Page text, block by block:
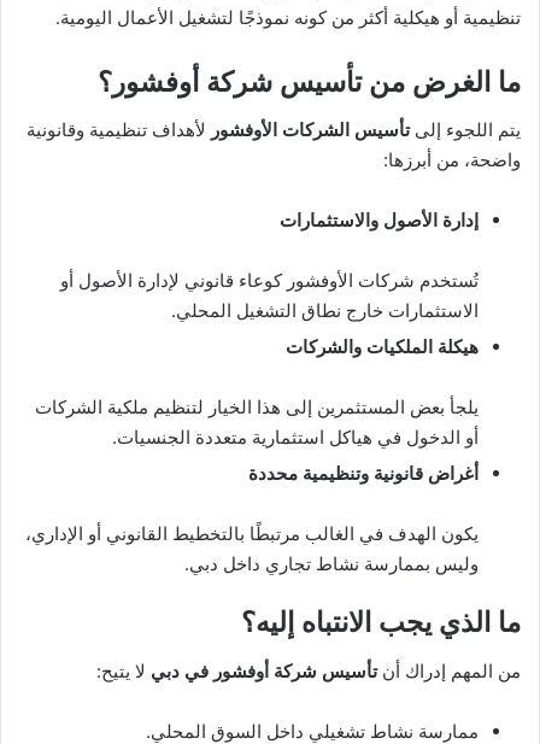
تنظيمية أو هيكلية أكثر من كونه نموذجًا لتشغيل الأعمال اليومية.
ما الغرض من تأسيس شركة أوفشور؟
يتم اللجوء إلىتأسيس الشركات الأوفشور لأهداف تنظيمية وقانونية
واضحة، من أبرزها:
إدارة الأصول والاستثمارات
تُستخدم شركات الأوفشور كوعاء قانوني لإدارة الأصول أو
الاستثمارات خارج نطاق التشغيل المحلي.
هيكلة الملكيات والشركات
يلجأ بعض المستثمرين إلى هذا الخيار لتنظيم ملكية الشركات
أو الدخول في هياكل استثمارية متعددة الجنسيات.
أغراض قانونية وتنظيمية محددة
يكون الهدف في الغالب مرتبطًا بالتخطيط القانوني أو الإداري،
وليس بممارسة نشاط تجاري داخل دبي.
ما الذي يجب الانتباه إليه؟
من المهم إدراك أنتأسيس شركة أوفشور في دبي لا يتيح:
ممارسة نشاط تشغيلي داخل السوق المحلي.